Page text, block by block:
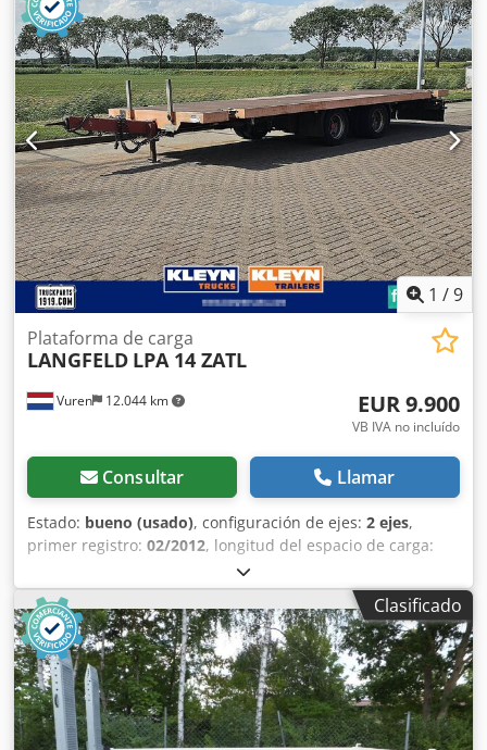
1 /9
Vuren 12.044 km
Plataforma de carga
LANGFELD LPA 14 ZATL
EUR 9.900
VB IVA no incluído
Consultar Llamar
Estado: bueno (usado), configuración de ejes: 2 ejes,
primer registro: 02/2012, longitud del espacio de carga:
, anchura del espacio de carga:
longitud total:8.700 mm, ancho total:2.550 mm, altura
total:1.300 mm, amortiguación:aire, tamaño del
neumático:205/65R17,5, color:otro, Año de fabricación:
2012, Equipamiento:ABS, = Opciones y accesorios
adicionales = - EBS = Notas = Número de ejes: 2,
neumáticos dobles, peso en vacío: 3600 kg, peso bruto:
13500 kg, tipo de chasis: chasis completo, ABS, EBS,
Clasificado